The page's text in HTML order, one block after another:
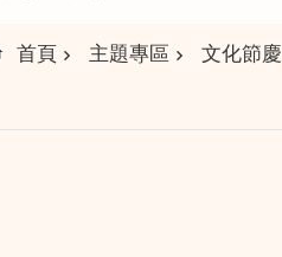
首頁 主題專區 文化節慶